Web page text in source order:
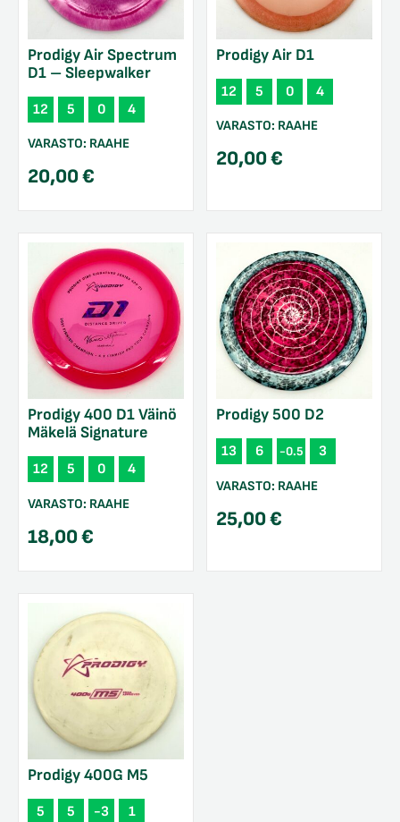
Prodigy Air Spectrum
D1 – Sleepwalker
12 5 0 4
VARASTO: RAAHE
20,00€
Prodigy Air D1
12 5 0 4
VARASTO: RAAHE
20,00€
Prodigy 400 D1 Väinö
Mäkelä Signature
12 5 0 4
VARASTO: RAAHE
18,00€
Prodigy 500 D2
13 6 -0.5 3
VARASTO: RAAHE
25,00€
Prodigy 400G M5
5 5 -3 1